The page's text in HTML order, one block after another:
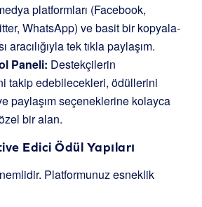
platformları (Facebook,
WhatsApp) ve basit bir kopyala-
aracılığıyla tek tıkla paylaşım.
Paneli: Destekçilerin
takip edebilecekleri, ödüllerini
paylaşım seçeneklerine kolayca
bir alan.
Edici Ödül Yapıları
Platformunuz esneklik